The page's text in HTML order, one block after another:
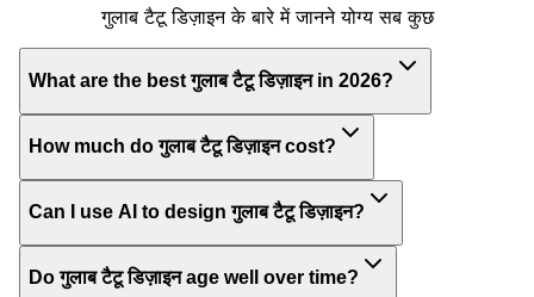
गुलाब टैटू डिज़ाइन के बारे में जानने योग्य सब कुछ
What are the best गुलाब टैटू डिज़ाइन in 2026?
How much do गुलाब टैटू डिज़ाइन cost?
Can I use AI to design गुलाब टैटू डिज़ाइन?
Do गुलाब टैटू डिज़ाइन age well over time?